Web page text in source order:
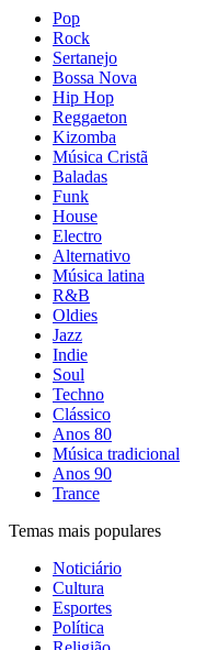
Pop
Rock
Sertanejo
Bossa Nova
Hip Hop
Reggaeton
Kizomba
Música Cristã
Baladas
Funk
House
Electro
Alternativo
Música latina
R&B
Oldies
Jazz
Indie
Soul
Techno
Clássico
Anos 80
Música tradicional
Anos 90
Trance
Temas mais populares
Noticiário
Cultura
Esportes
Política